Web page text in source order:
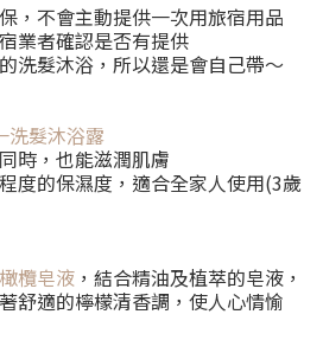
，不會主動提供一次用旅宿用品
業者確認是否有提供
洗髮沐浴，所以還是會自己帶～
洗髮沐浴露
時，也能滋潤肌膚
度的保濕度，適合全家人使用(3歲
欖皂液 ，結合精油及植萃的皂液，
舒適的檸檬清香調，使人心情愉